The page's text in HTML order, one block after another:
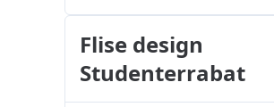
rabat", og platformen vil
automatisk overføre dig til
forhandlerens online
shoppingside. Gå tilbage til
Flise design
Studenterrabat